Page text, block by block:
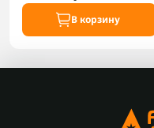
В корзину